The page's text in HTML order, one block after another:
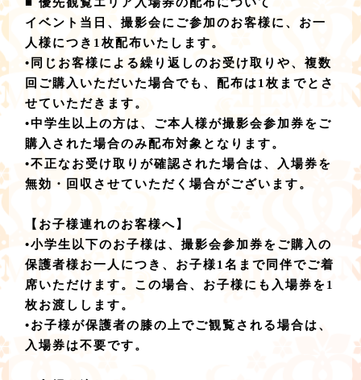
イベント当日、撮影会にご参加のお客様に、お一
人様につき1枚配布いたします。
•同じお客様による繰り返しのお受け取りや、複数
回ご購入いただいた場合でも、配布は1枚までとさ
せていただきます。
•中学生以上の方は、ご本人様が撮影会参加券をご
購入された場合のみ配布対象となります。
•不正なお受け取りが確認された場合は、入場券を
無効・回収させていただく場合がございます。
【お子様連れのお客様へ】
•小学生以下のお子様は、撮影会参加券をご購入の
保護者様お一人につき、お子様1名まで同伴でご着
席いただけます。この場合、お子様にも入場券を1
枚お渡しします。
•お子様が保護者の膝の上でご観覧される場合は、
入場券は不要です。